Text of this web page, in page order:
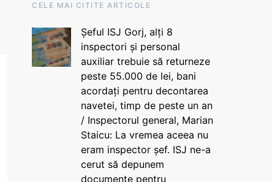
CELE MAI CITITE ARTICOLE
Șeful ISJ Gorj, alți 8
inspectori și personal
auxiliar trebuie să returneze
peste 55.000 de lei, bani
acordați pentru decontarea
navetei, timp de peste un an
/ Inspectorul general, Marian
Staicu: La vremea aceea nu
eram inspector șef. ISJ ne-a
cerut să depunem
documente pentru